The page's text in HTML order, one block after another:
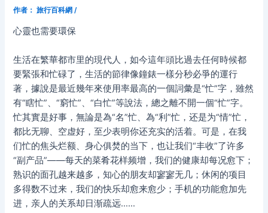
作者： 旅行百科網 /
心靈也需要環保
生活在繁華都市里的現代人，如今這年頭比過去任何時候都
要緊張和忙碌了，生活的節律像鐘錶一樣分秒必爭的運行
著，據說是最近幾年來使用率最高的一個詞彙是“忙”字，雖然
有“瞎忙”、“窮忙”、“白忙”等說法，總之離不開一個“忙”字。
忙其實是好事，無論是為“名”忙、為“利”忙，还是为“情”忙，
都比无聊、空虚好，至少表明你还充实的活着。可是，在我
们忙的焦头烂额、身心俱焚的当下，也让我们“丰收”了许多
“副产品”——每天的菜肴花样频增，我们的健康却每况愈下；
熟识的面孔越来越多，知心的朋友却寥寥无几；休闲的项目
多得数不过来，我们的快乐却愈来愈少；手机的功能愈加先
进，亲人的关系却日渐疏远……